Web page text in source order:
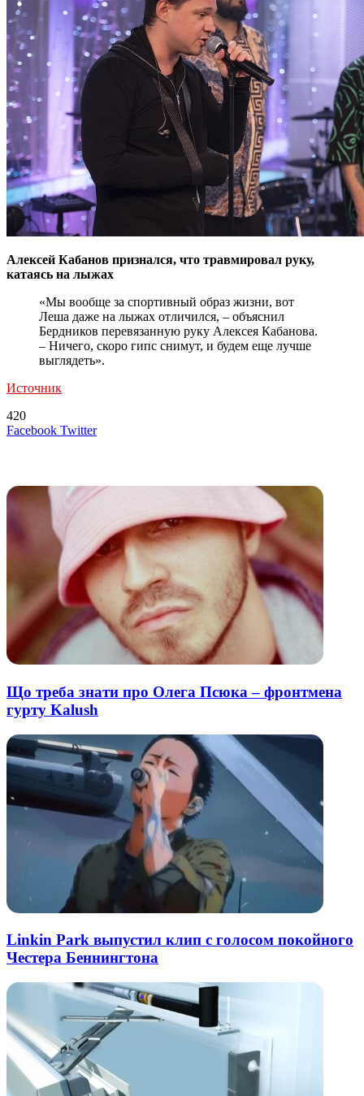
Алексей Кабанов признался, что травмировал руку,
катаясь на лыжах
«Мы вообще за спортивный образ жизни, вот
Леша даже на лыжах отличился, – объяснил
Бердников перевязанную руку Алексея Кабанова.
– Ничего, скоро гипс снимут, и будем еще лучше
выглядеть».
Источник
420
Facebook TwitterLinkedIn
Tumblr
Reddit
Вконтакте
Одноклассники
Skype
Messenger
Messenger
WhatsApp
Telegram
Viber
Line
Поделиться
Печатать
Що треба знати про Олега Псюка – фронтмена
гурту Kalush
Linkin Park выпустил клип с голосом покойного
Честера Беннингтона